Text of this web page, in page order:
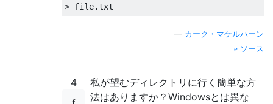
カーク・マケルハーン
ソース
4
私が望むディレクトリに行く簡単な方
法はありますか？Windowsとは異な